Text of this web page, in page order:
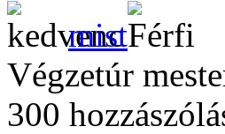
mist
Végzetúr
300